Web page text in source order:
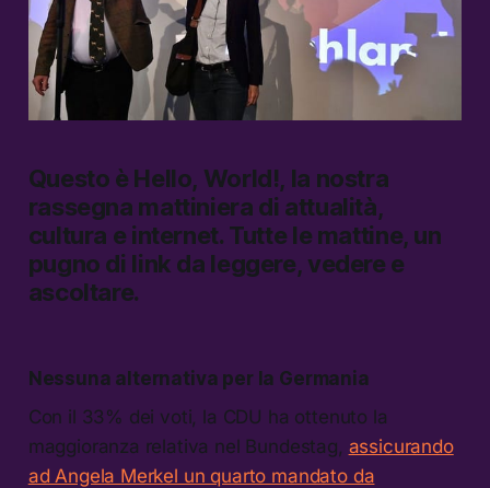
Questo è Hello, World!, la nostra
rassegna mattiniera di attualità,
cultura e internet. Tutte le mattine, un
pugno di link da leggere, vedere e
ascoltare.
Nessuna alternativa per la Germania
Con il 33% dei voti, la CDU ha ottenuto la
maggioranza relativa nel Bundestag, assicurando
ad Angela Merkel un quarto mandato da